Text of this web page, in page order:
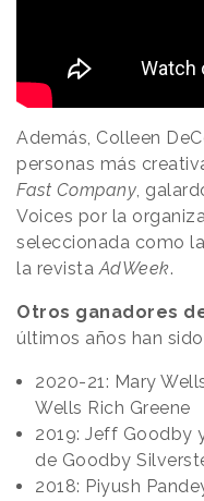
Además, Colleen
personas más
Fast Company,
Voices por la
seleccionada como
la revistaAdWeek.
Otros ganadores
últimos años han
2020-21: Mary
Wells Rich Greene
2019: Jeff Goodby
de Goodby
2018: Piyush